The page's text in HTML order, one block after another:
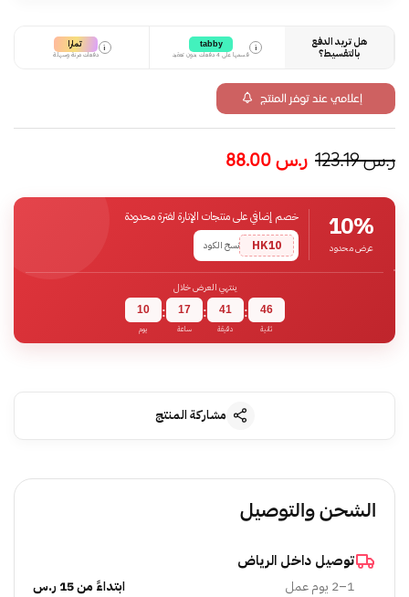
هل تريد الدفع
بالتقسيط؟
i
tabby
قسمها على 4 دفعات بدون تعقيد
i تمارا
دفعات مرنة وسهلة
إعلامي عند توفر المنتج
ر.س123.19 ر.س
10%
عرض محدود
خصم إضافي على منتجات الإنارة لفترة محدودة
HK10
نسخ الكود
ينتهي العرض خلال
10
يوم
: 17
ساعة
: 41
دقيقة
: 45
ثانية
مشاركة المنتج
الشحن والتوصيل
توصيل داخل الرياض
1–2 يوم عمل
ابتداءً من 15 ر.س